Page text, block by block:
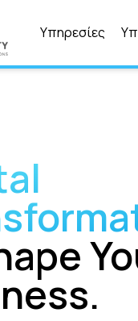
Υπηρεσίες